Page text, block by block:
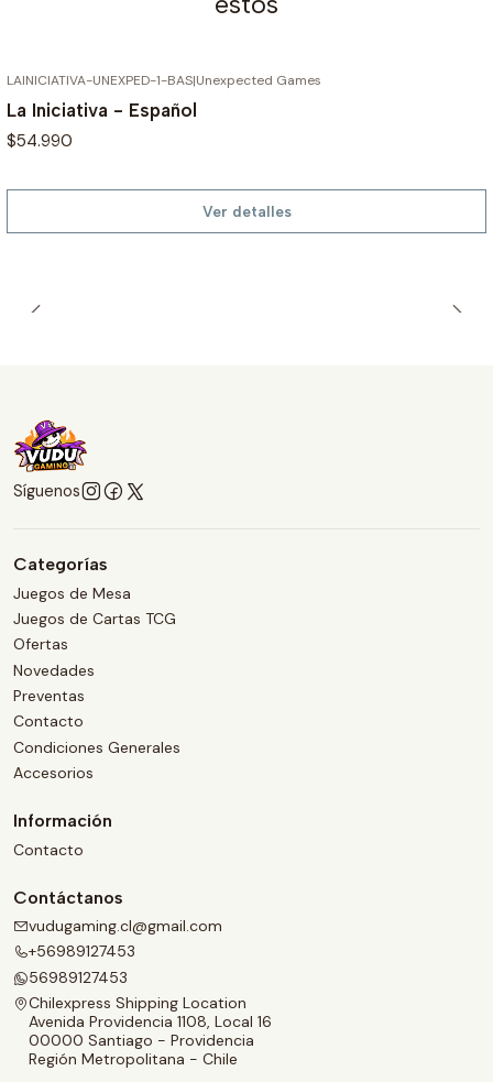
LAINICIATIVA-UNEXPED-1-BAS|Unexpected Games
La Iniciativa - Español
$54.990
Ver detalles
Síguenos
Categorías
Juegos de Mesa
Juegos de Cartas TCG
Ofertas
Novedades
Preventas
Contacto
Condiciones Generales
Accesorios
Información
Contacto
Contáctanos
vudugaming.cl@gmail.com
+56989127453
56989127453
Chilexpress Shipping Location
Avenida Providencia 1108, Local 16
00000 Santiago - Providencia
Región Metropolitana - Chile